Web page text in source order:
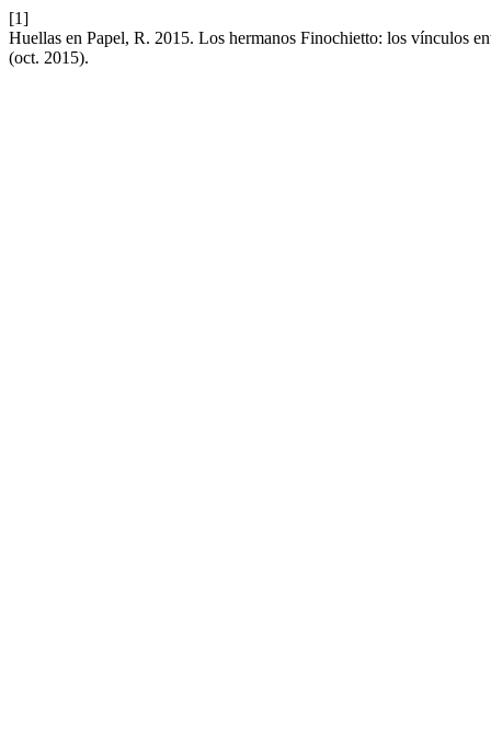
[1]
Huellas en Papel, R. 2015. Los hermanos Finochietto: los vínculos
(oct. 2015).